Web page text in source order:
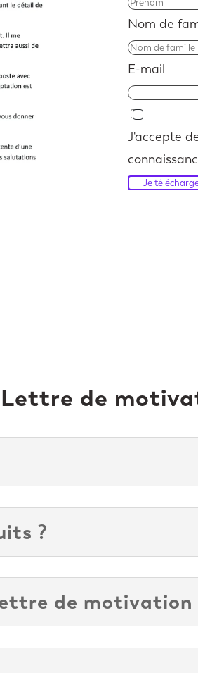
Nom de
E-mail
J'accepte
Je
de
?
de